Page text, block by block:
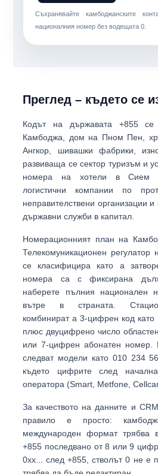
Съхранявайте камбоджанските
националния номербез водещата 0.
Преглед – където се
Кодът на държавата +855се
Камбоджа , дом на Пном Пен,
Ангкор , шивашки фабрики,
развиваща се сектор туризъм и
номера на хотели в Сием
логистични компании по
неправителствени организации и
държавни служби в капитал.
Номерационният план на
Телекомуникационен
се класифицира като a
номера са с фиксирана
наберете пълния национален
вътре в страната.
комбинират a 3-цифрен код като
плюс двуцифрено число
или 7-цифрен абонатен номер.
следват модели като 010 234
където цифрите след
оператора (Smart, Metfone,
За качеството на данните и
правило е просто:
международен формат трябва
+855 последвано от8 или 9
0хх...
след +855, стволът 0 не е